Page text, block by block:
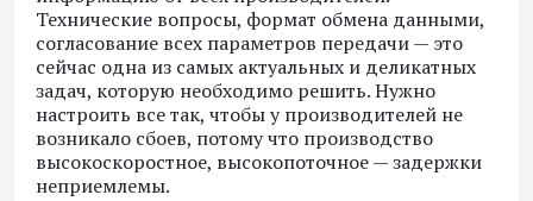
Технические вопросы, формат обмена данными,
согласование всех параметров передачи — это
сейчас одна из самых актуальных и деликатных
задач, которую необходимо решить. Нужно
настроить все так, чтобы у производителей не
возникало сбоев, потому что производство
высокоскоростное, высокопоточное — задержки
неприемлемы.